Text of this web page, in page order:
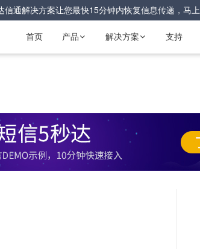
通解决方案让您最快15分钟内恢复信息传递，马上
首页 产品  解决方案  支持